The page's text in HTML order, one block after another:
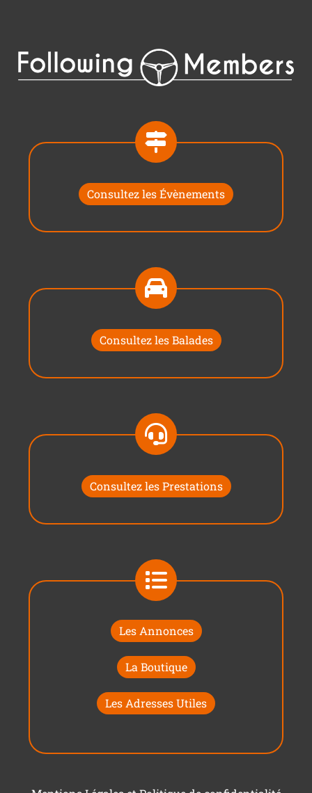
Consultez les Évènements
Consultez les Balades
Consultez les Prestations
Les Annonces
La Boutique
Les Adresses Utiles